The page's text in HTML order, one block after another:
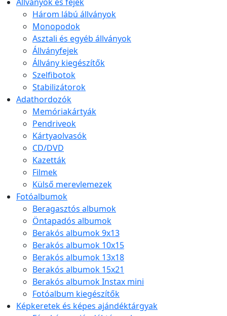
Állványok és fejek
Három lábú állványok
Monopodok
Asztali és egyéb állványok
Állványfejek
Állvány kiegészítők
Szelfibotok
Stabilizátorok
Adathordozók
Memóriakártyák
Pendriveok
Kártyaolvasók
CD/DVD
Kazetták
Filmek
Külső merevlemezek
Fotóalbumok
Beragasztós albumok
Öntapadós albumok
Berakós albumok 9x13
Berakós albumok 10x15
Berakós albumok 13x18
Berakós albumok 15x21
Berakós albumok Instax mini
Fotóalbum kiegészítők
Képkeretek és képes ajándéktárgyak